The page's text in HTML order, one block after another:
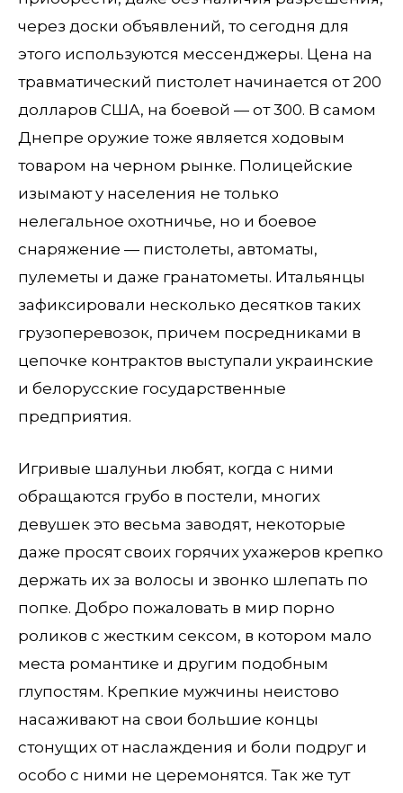
через доски объявлений, то сегодня для
этого используются мессенджеры. Цена на
травматический пистолет начинается от 200
долларов США, на боевой — от 300. В самом
Днепре оружие тоже является ходовым
товаром на черном рынке. Полицейские
изымают у населения не только
нелегальное охотничье, но и боевое
снаряжение — пистолеты, автоматы,
пулеметы и даже гранатометы. Итальянцы
зафиксировали несколько десятков таких
грузоперевозок, причем посредниками в
цепочке контрактов выступали украинские
и белорусские государственные
предприятия.
Игривые шалуньи любят, когда с ними
обращаются грубо в постели, многих
девушек это весьма заводят, некоторые
даже просят своих горячих ухажеров крепко
держать их за волосы и звонко шлепать по
попке. Добро пожаловать в мир порно
роликов с жестким сексом, в котором мало
места романтике и другим подобным
глупостям. Крепкие мужчины неистово
насаживают на свои большие концы
стонущих от наслаждения и боли подруг и
особо с ними не церемонятся. Так же тут